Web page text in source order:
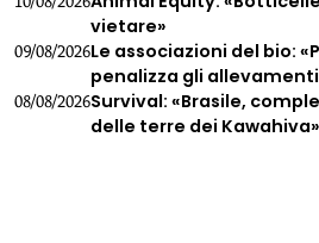
vietare»
09/08/2026Le associazioni del bio:
penalizza gli
08/08/2026Survival: «Brasile,
delle terre dei Kawahiva»